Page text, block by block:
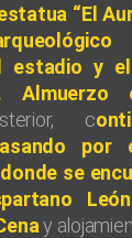
“El
estadio y
Almuerzo
c
por
se
y